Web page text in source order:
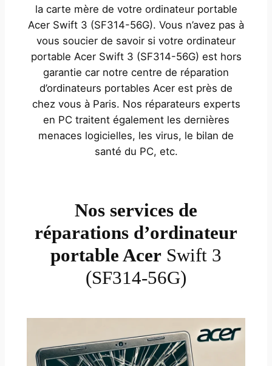
la carte mère de votre ordinateur portable
Acer Swift 3 (SF314-56G). Vous n’avez pas à
vous soucier de savoir si votre ordinateur
portable Acer Swift 3 (SF314-56G) est hors
garantie car notre centre de réparation
d’ordinateurs portables Acer est près de
chez vous à Paris. Nos réparateurs experts
en PC traitent également les dernières
menaces logicielles, les virus, le bilan de
santé du PC, etc.
Nos services de
réparations d’ordinateur
portable Acer Swift 3
(SF314-56G)